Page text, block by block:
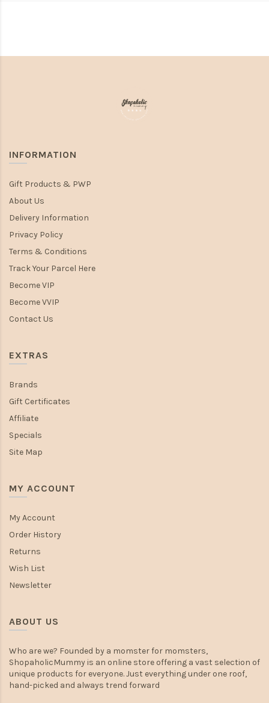
INFORMATION
Gift Products & PWP
About Us
Delivery Information
Privacy Policy
Terms & Conditions
Track Your Parcel Here
Become VIP
Become VVIP
Contact Us
EXTRAS
Brands
Gift Certificates
Affiliate
Specials
Site Map
MY ACCOUNT
My Account
Order History
Returns
Wish List
Newsletter
ABOUT US
Who are we? Founded by a momster for momsters,
ShopaholicMummy is an online store offering a vast selection of
unique products for everyone. Just everything under one roof,
hand-picked and always trend forward